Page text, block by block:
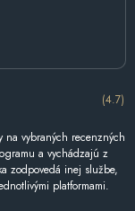
(4.7)
vybraných recenzných
a vychádzajú z
zodpovedá inej službe,
platformami.